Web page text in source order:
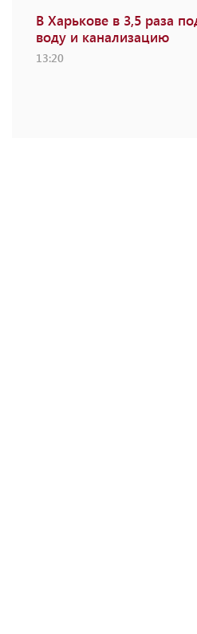
В Харькове в 3,5 раза
воду и канализацию
13:20